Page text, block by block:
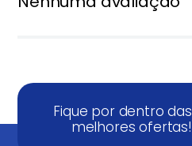
Seu nome
Fique por dentro das
melhores ofertas!